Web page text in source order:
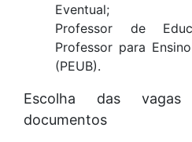
Eventual;
Professor de
Professor para
(PEUB).
Escolha das
documentos